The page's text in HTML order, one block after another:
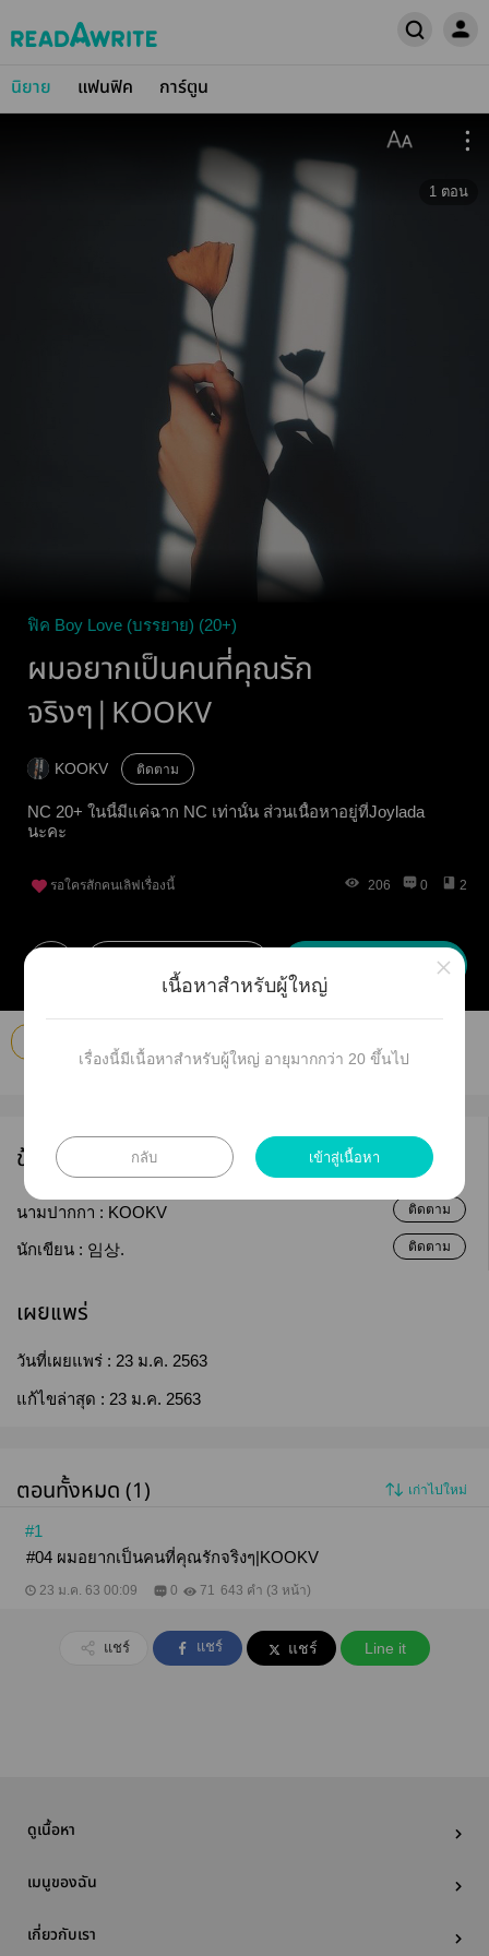
นิยาย แฟนฟิค การ์ตูน
1 ตอน
ฟิค Boy Love (บรรยาย) (20+)
ผมอยากเป็นคนที่คุณรัก
จริงๆ|KOOKV
KOOKV ติดตาม
NC 20+ ในนี้มีแค่ฉาก NC เท่านั้น ส่วนเนื้อหาอยู่ที่Joylada
นะคะ
รอใครสักคนเลิฟเรื่องนี้ 206 0 2
ข้อมูลนักเขียน
นามปากกา : KOOKV ติดตาม
นักเขียน : 임상. ติดตาม
เผยแพร่
วันที่เผยแพร่ : 23 ม.ค. 2563
แก้ไขล่าสุด : 23 ม.ค. 2563
ตอนทั้งหมด (1) เก่าไปใหม่
#1
#04 ผมอยากเป็นคนที่คุณรักจริงๆ|KOOKV
23 ม.ค. 63 00:09 0 71 643 คำ (3 หน้า)
แชร์ แชร์ แชร์ Line it
ดูเนื้อหา
เมนูของฉัน
เกี่ยวกับเรา
เนื้อหาสำหรับผู้ใหญ่
เรื่องนี้มีเนื้อหาสำหรับผู้ใหญ่ อายุมากกว่า 20 ขึ้นไป
กลับ เข้าสู่เนื้อหา
×